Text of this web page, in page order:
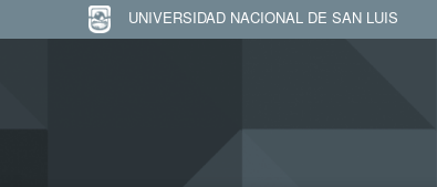
UNIVERSIDAD NACIONAL DE SAN LUIS